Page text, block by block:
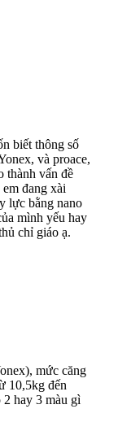
biết thông số
và proace,
thành vấn đề
đang xài
lực bằng nano
mình yếu hay
chỉ giáo ạ.
mức căng
10,5kg đến
hay 3 màu gì